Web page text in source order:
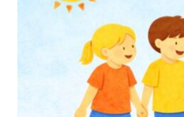
variantes.